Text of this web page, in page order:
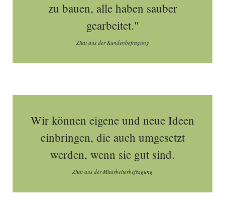
zu bauen, alle haben sauber
gearbeitet."
Zitat aus der Kundenbefragung
Wir können eigene und neue Ideen
einbringen, die auch umgesetzt
werden, wenn sie gut sind.
Zitat aus der Mitarbeiterbefragung